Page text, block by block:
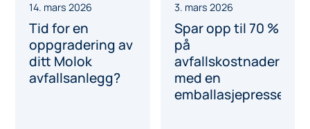
14. mars 2026
Tid for en
oppgradering av
ditt Molok
avfallsanlegg?
3. mars 2026
Spar opp til 70 %
på
avfallskostnader
med en
emballasjepresse